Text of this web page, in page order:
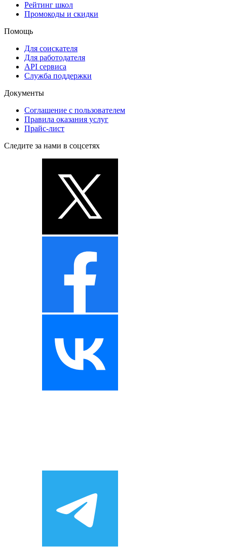
Рейтинг школ
Промокоды и скидки
Помощь
Для соискателя
Для работодателя
API сервиса
Служба поддержки
Документы
Соглашение с пользователем
Правила оказания услуг
Прайс-лист
Следите за нами в соцсетях